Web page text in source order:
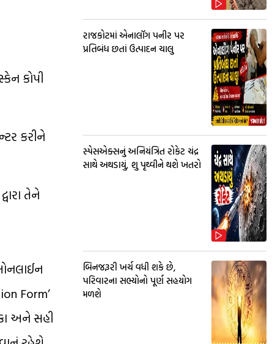
કોપી
કરીને
તેને
Form’
અને સહી
રાજકોટમાં એનાલૉગ પનીર પર
પ્રતિબંધ છતાં ઉત્પાદન ચાલુ
સ્પેસએક્સનું અનિયંત્રિત રોકેટ ચંદ્ર
સાથે અથડાયું, શુ પૃથ્વીને થશે ખતરો
બિનજરૂરી ખર્ચ વધી શકે છે,
પરિવારના સભ્યોનો પૂર્ણ સહયોગ
મળશે